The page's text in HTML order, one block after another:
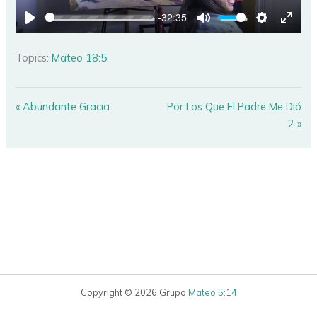
PLAY
-32:35
MUTE SETTINGS
Topics: Mateo 18:5
« Abundante Gracia
Por Los Que El Padre Me Dió
2 »
Copyright © 2026 Grupo Mateo 5:14